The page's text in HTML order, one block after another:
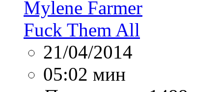
Mylene Farmer
Fuck Them All
21/04/2014
05:02 мин